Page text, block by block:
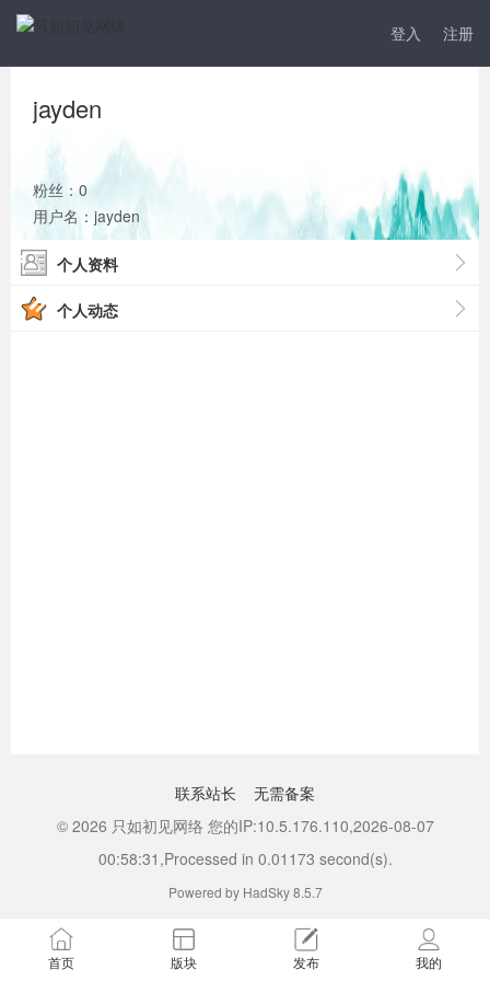
登入 注册
首页 版块 发布 我的
jayden
粉丝：0
用户名：jayden
个人资料
个人动态
联系站长
无需备案
© 2026 只如初见网络 您的IP:10.5.176.110,2026-08-07
00:58:31,Processed in 0.01173 second(s).
Powered by HadSky 8.5.7